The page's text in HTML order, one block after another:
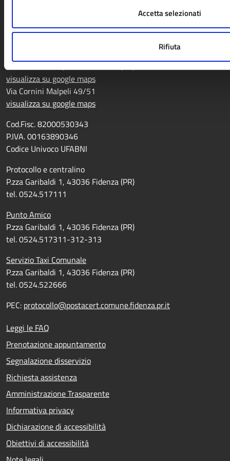
Accetta selezionati
Rifiuta
P.zza Garibaldi 1, 43036 Fidenza (PR)
visualizza su google maps
Via Cornini Malpeli 49/51
visualizza su google maps
Cod.Fisc. 82000530343
P.IVA. 00163890346
Codice Univoco UFABNI
Protocollo e centralino
P.zza Garibaldi 1, 43036 Fidenza (PR)
tel. 0524.517111
Punto Amico
P.zza Garibaldi 1, 43036 Fidenza (PR)
tel. 0524.517311-312-313
Servizio Taxi Comunale
P.zza Garibaldi 1, 43036 Fidenza (PR)
tel. 0524.522666
PEC: protocollo@postacert.comune.fidenza.pr.it
Leggi le FAQ
Prenotazione appuntamento
Segnalazione disservizio
Richiesta assistenza
Amministrazione Trasparente
Informativa privacy
Dichiarazione di accessibilità
Obiettivi di accessibilità